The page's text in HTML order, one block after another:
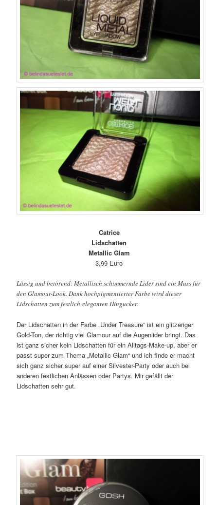
Catrice
Lidschatten
Metallic Glam
3,99 Euro
Lässig und betörend: Metallisch schimmernde Lider sind ein Muss für
den Glamour-Look. Dank hochpigmentierter Farbe wird dieser
Lidschatten zum festlich-eleganten Hingucker.
Der Lidschatten in der Farbe „Under Treasure“ ist ein glitzeriger
Gold-Ton, der richtig viel Glamour auf die Augenlider bringt. Das
ist ganz sicher kein Lidschatten für ein Alltags-Make-up, aber er
passt super zum Thema „Metallic Glam“ und ich finde er macht
sich ganz sicher super auf einer Silvester-Party oder auch bei
anderen festlichen Anlässen oder Partys. Mir gefällt der
Lidschatten sehr gut.